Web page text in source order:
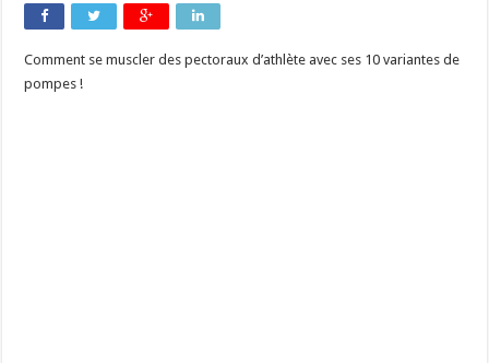
Comment se muscler des pectoraux d’athlète avec ses 10 variantes de
pompes !